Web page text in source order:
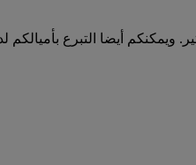
ويمكنكم أيضا التبرع